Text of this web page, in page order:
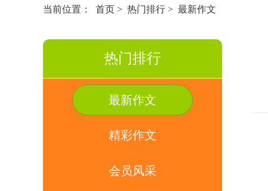
当前位置： 首页 > 热门排行 > 最新作文
热门排行
最新作文
精彩作文
会员风采